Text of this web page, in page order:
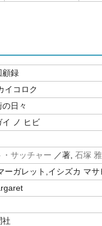
顧録
イコロク
日々
イ ノ ヒビ
サッチャー ／著, 石塚
ーガレット,イシズカ マサ
社